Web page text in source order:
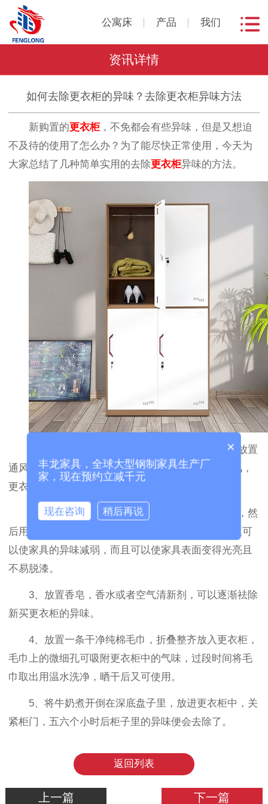
公寓床 产品 我们
资讯详情
如何去除更衣柜的异味？去除更衣柜异味方法
新购置的更衣柜，不免都会有些异味，但是又想迫
不及待的使用了怎么办？为了能尽快正常使用，今天为
大家总结了几种简单实用的去除更衣柜异味的方法。
1、通风是最直接有效的方法了，将柜门打开，放置
通风处，异味会自然散出一些，经过一段时间的通风，
更衣柜中的异味自然而然的减少，直至去除。
2、用干净的软布蘸上茶叶水将更衣柜擦拭一遍，然
后用纱布包一定量的茶叶放入更衣柜，这种方式不仅可
以使家具的异味减弱，而且可以使家具表面变得光亮且
不易脱漆。
3、放置香皂，香水或者空气清新剂，可以逐渐祛除
新买更衣柜的异味。
4、放置一条干净纯棉毛巾，折叠整齐放入更衣柜，
毛巾上的微细孔可吸附更衣柜中的气味，过段时间将毛
巾取出用温水洗净，晒干后又可使用。
5、将牛奶煮开倒在深底盘子里，放进更衣柜中，关
紧柜门，五六个小时后柜子里的异味便会去除了。
返回列表
上一篇 下一篇
×
丰龙家具，全球大型钢制家具生产厂
家，现在预约立减千元
现在咨询 稍后再说